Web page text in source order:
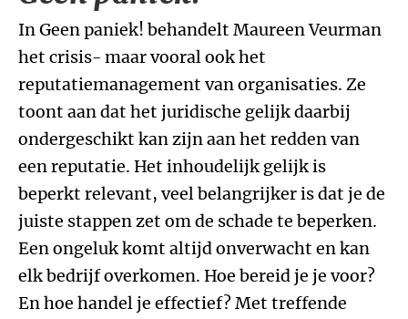
In Geen paniek! behandelt Maureen Veurman
het crisis- maar vooral ook het
reputatiemanagement van organisaties. Ze
toont aan dat het juridische gelijk daarbij
ondergeschikt kan zijn aan het redden van
een reputatie. Het inhoudelijk gelijk is
beperkt relevant, veel belangrijker is dat je de
juiste stappen zet om de schade te beperken.
Een ongeluk komt altijd onverwacht en kan
elk bedrijf overkomen. Hoe bereid je je voor?
En hoe handel je effectief? Met treffende